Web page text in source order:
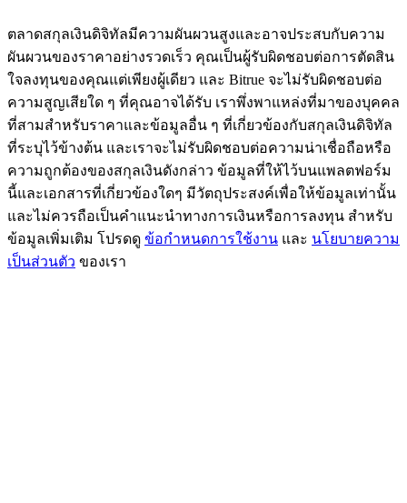
กิจกรรมเพิ่มเติม
รับรางวัลและสิทธิพิเศษสุดพิเศษ
ศูนย์รางวัล
เข้าสู่ระบบลงชื่อ
ตลาดสกุลเงินดิจิทัลมีความผันผวนสูงและอาจประสบกับความ
ผันผวนของราคาอย่างรวดเร็ว คุณเป็นผู้รับผิดชอบต่อการตัดสิน
ใจลงทุนของคุณแต่เพียงผู้เดียว และ Bitrue จะไม่รับผิดชอบต่อ
ความสูญเสียใด ๆ ที่คุณอาจได้รับ เราพึ่งพาแหล่งที่มาของบุคคล
ที่สามสำหรับราคาและข้อมูลอื่น ๆ ที่เกี่ยวข้องกับสกุลเงินดิจิทัล
ที่ระบุไว้ข้างต้น และเราจะไม่รับผิดชอบต่อความน่าเชื่อถือหรือ
ความถูกต้องของสกุลเงินดังกล่าว ข้อมูลที่ให้ไว้บนแพลตฟอร์ม
นี้และเอกสารที่เกี่ยวข้องใดๆ มีวัตถุประสงค์เพื่อให้ข้อมูลเท่านั้น
และไม่ควรถือเป็นคำแนะนำทางการเงินหรือการลงทุน สำหรับ
ข้อมูลเพิ่มเติม โปรดดู ข้อกำหนดการใช้งาน และ นโยบายความ
เป็นส่วนตัว ของเรา